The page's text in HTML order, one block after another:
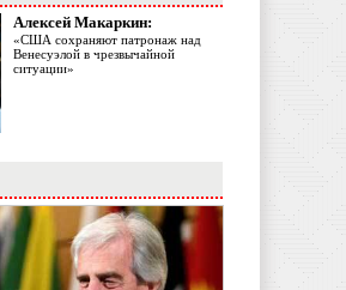
Алексей Макаркин:
«США сохраняют патронаж над
Венесуэлой в чрезвычайной
ситуации»